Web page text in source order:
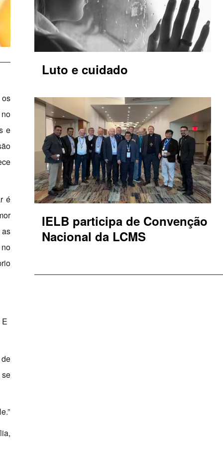
e
é
Luto e cuidado
IELB participa de Convenção
Nacional da LCMS